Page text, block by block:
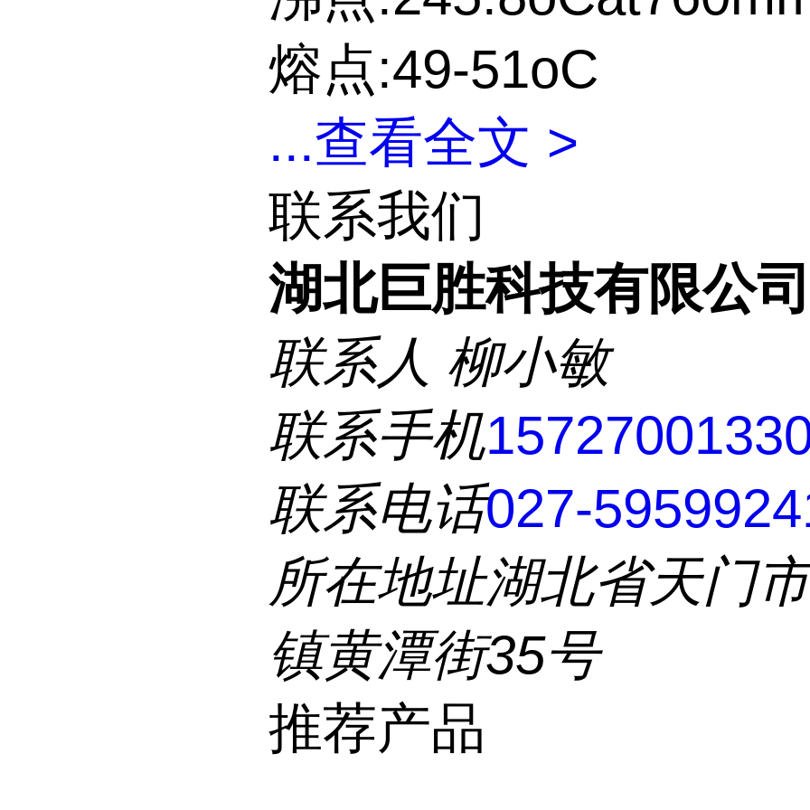
熔点:49-51oC
...查看全文 >
联系我们
湖北巨胜科技有限公司
联系人 柳小敏
联系手机
联系电话027-
所在地址湖北省天门
镇黄潭街35号
推荐产品